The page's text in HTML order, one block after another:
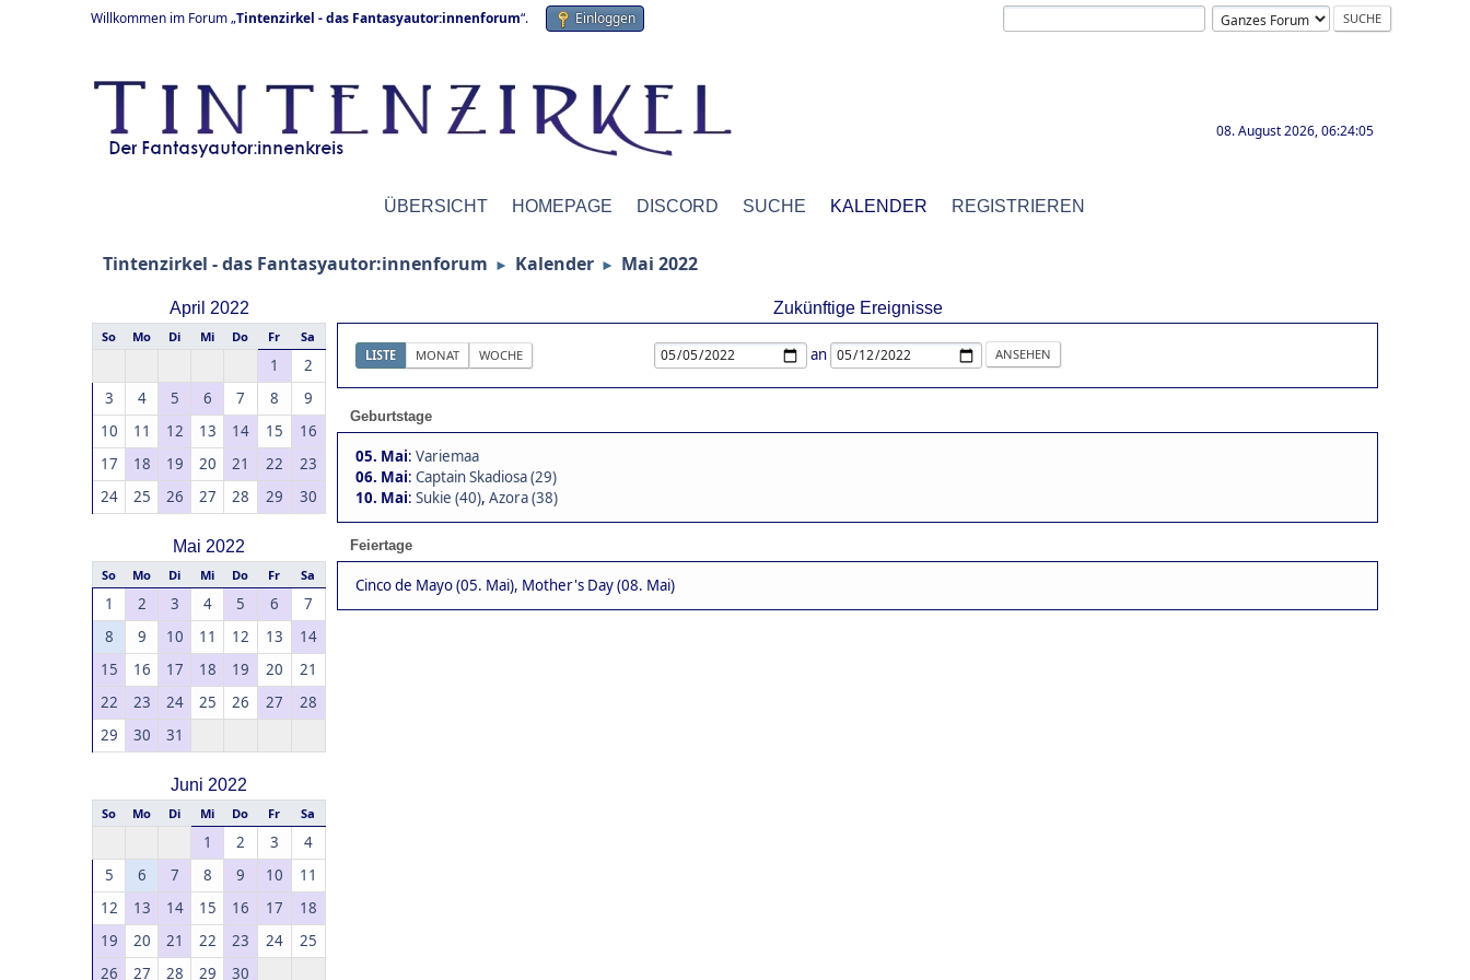
Willkommen im Forum „Tintenzirkel - das Fantasyautor:innenforum“. Einloggen
08. August 2026, 06:24:05
ÜBERSICHT HOMEPAGE DISCORD SUCHE KALENDER REGISTRIEREN
Tintenzirkel - das Fantasyautor:innenforum ► Kalender ► Mai 2022
April 2022
So Mo Di Mi Do Fr Sa
1
2
3
4 5 6 7 8
9
10
11 12 13 14 15
16
17
18 19 20 21 22
23
24
25 26 27 28 29 30
Mai 2022
So Mo Di Mi Do Fr Sa
1 2 3 4 5 6
7
8
9 10 11 12 13
14
15
16 17 18 19 20
21
22
23 24 25 26 27
28
29
30 31
Juni 2022
So Mo Di Mi Do Fr Sa
1 2 3
4
5
6 7 8 9 10
11
12
13 14 15 16 17
18
19
20 21 22 23 24
25
26
27 28 29 30
Zukünftige Ereignisse
LISTE MONAT WOCHE an
Geburtstage
05. Mai: Variemaa
06. Mai: Captain Skadiosa (29)
10. Mai: Sukie (40), Azora (38)
Feiertage
Cinco de Mayo (05. Mai), Mother's Day (08. Mai)